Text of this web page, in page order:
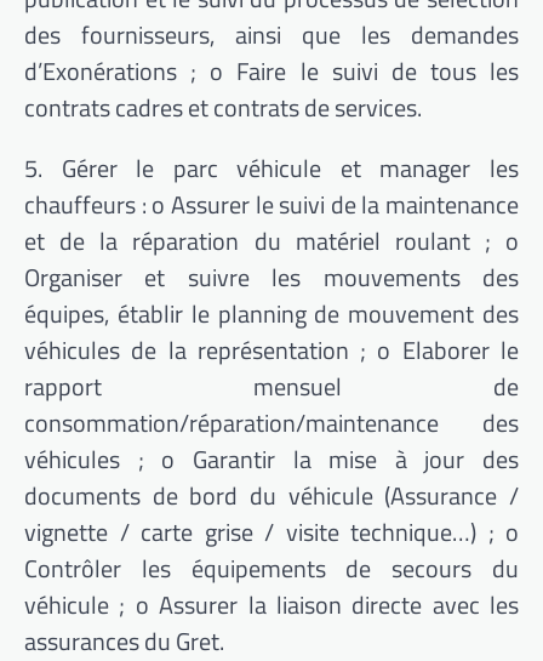
des fournisseurs, ainsi que les demandes
d’Exonérations ; o Faire le suivi de tous les
contrats cadres et contrats de services.
5. Gérer le parc véhicule et manager les
chauffeurs : o Assurer le suivi de la maintenance
et de la réparation du matériel roulant ; o
Organiser et suivre les mouvements des
équipes, établir le planning de mouvement des
véhicules de la représentation ; o Elaborer le
rapport mensuel de
consommation/réparation/maintenance des
véhicules ; o Garantir la mise à jour des
documents de bord du véhicule (Assurance /
vignette / carte grise / visite technique…) ; o
Contrôler les équipements de secours du
véhicule ; o Assurer la liaison directe avec les
assurances du Gret.